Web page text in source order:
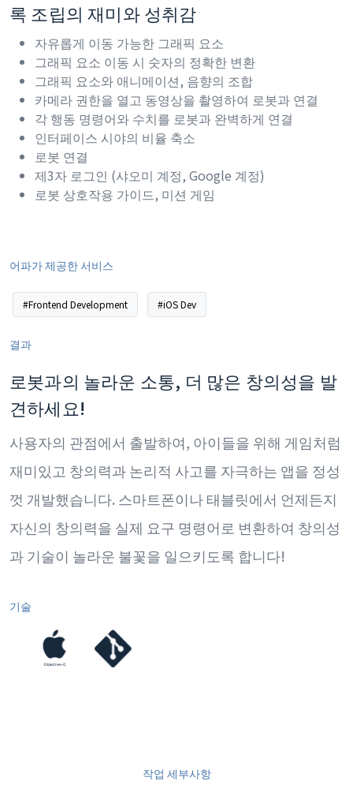
록 조립의 재미와 성취감
자유롭게 이동 가능한 그래픽 요소
그래픽 요소 이동 시 숫자의 정확한 변환
그래픽 요소와 애니메이션, 음향의 조합
카메라 권한을 열고 동영상을 촬영하여 로봇과 연결
각 행동 명령어와 수치를 로봇과 완벽하게 연결
인터페이스 시야의 비율 축소
로봇 연결
제3자 로그인 (샤오미 계정, Google 계정)
로봇 상호작용 가이드, 미션 게임
어파가 제공한 서비스
#Frontend Development #iOS Dev
결과
로봇과의 놀라운 소통, 더 많은 창의성을 발
견하세요!
사용자의 관점에서 출발하여, 아이들을 위해 게임처럼
재미있고 창의력과 논리적 사고를 자극하는 앱을 정성
껏 개발했습니다. 스마트폰이나 태블릿에서 언제든지
자신의 창의력을 실제 요구 명령어로 변환하여 창의성
과 기술이 놀라운 불꽃을 일으키도록 합니다!
기술
작업 세부사항